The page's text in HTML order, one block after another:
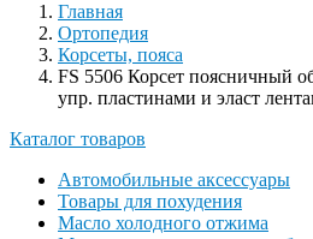
Главная
Ортопедия
Корсеты, пояса
FS 5506 Корсет поясничный
упр. пластинами и эласт
Каталог товаров
Автомобильные аксессуары
Товары для похудения
Масло холодного отжима